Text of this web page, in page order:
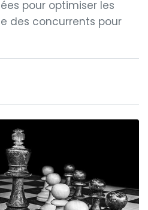
pour optimiser les
des concurrents pour